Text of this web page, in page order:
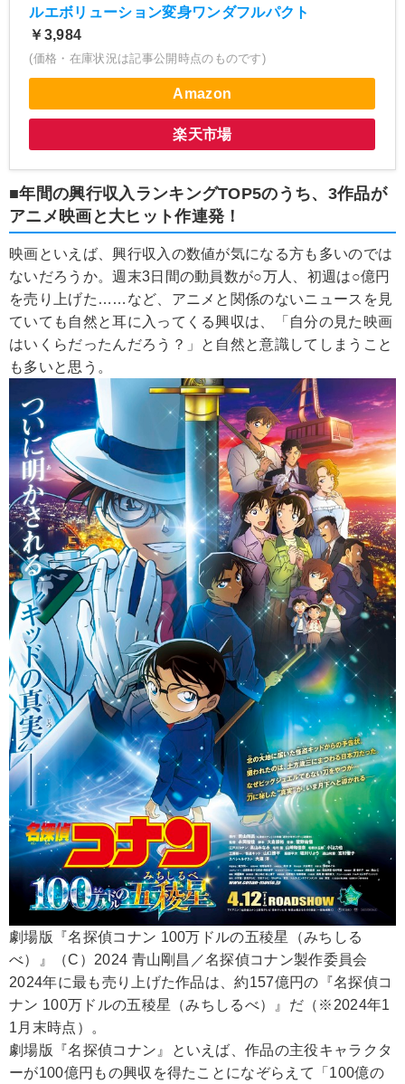
ルエボリューション変身ワンダフルパクト
￥3,984
(価格・在庫状況は記事公開時点のものです)
Amazon
楽天市場
■年間の興行収入ランキングTOP5のうち、3作品が
アニメ映画と大ヒット作連発！
映画といえば、興行収入の数値が気になる方も多いのでは
ないだろうか。週末3日間の動員数が○万人、初週は○億円
を売り上げた……など、アニメと関係のないニュースを見
ていても自然と耳に入ってくる興収は、「自分の見た映画
はいくらだったんだろう？」と自然と意識してしまうこと
も多いと思う。
劇場版『名探偵コナン 100万ドルの五稜星（みちしる
べ）』（C）2024 青山剛昌／名探偵コナン製作委員会
2024年に最も売り上げた作品は、約157億円の『名探偵コ
ナン 100万ドルの五稜星（みちしるべ）』だ（※2024年1
1月末時点）。
劇場版『名探偵コナン』といえば、作品の主役キャラクタ
ーが100億円もの興収を得たことになぞらえて「100億の